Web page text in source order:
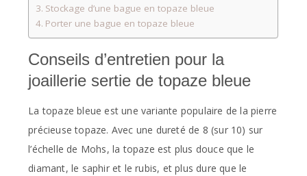
Stockage d’une bague en topaze bleue
Porter une bague en topaze bleue
Conseils d’entretien pour la
joaillerie sertie de topaze bleue
La topaze bleue est une variante populaire de la pierre
précieuse topaze. Avec une dureté de 8 (sur 10) sur
l’échelle de Mohs, la topaze est plus douce que le
diamant, le saphir et le rubis, et plus dure que le